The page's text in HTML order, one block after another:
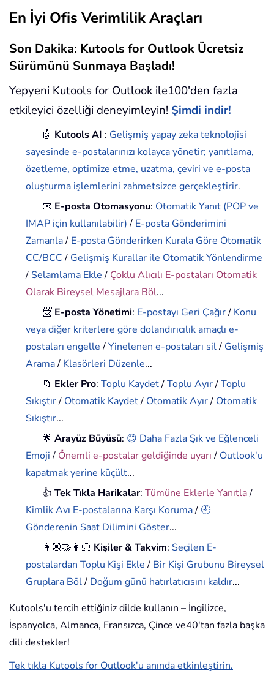
En İyi Ofis Verimlilik Araçları
Son Dakika: Kutools for Outlook Ücretsiz
Sürümünü Sunmaya Başladı!
Yepyeni Kutools for Outlook ile100'den fazla
etkileyici özelliği deneyimleyin! Şimdi indir!
🤖 Kutools AI : Gelişmiş yapay zeka teknolojisi
sayesinde e-postalarınızı kolayca yönetir; yanıtlama,
özetleme, optimize etme, uzatma, çeviri ve e-posta
oluşturma işlemlerini zahmetsizce gerçekleştirir.
📧 E-posta Otomasyonu: Otomatik Yanıt (POP ve
IMAP için kullanılabilir)/ E-posta Gönderimini
Zamanla/ E-posta Gönderirken Kurala Göre Otomatik
CC/BCC/ Gelişmiş Kurallar ile Otomatik Yönlendirme
/ Selamlama Ekle/ Çoklu Alıcılı E-postaları Otomatik
Olarak Bireysel Mesajlara Böl...
📨 E-posta Yönetimi: E-postayı Geri Çağır/ Konu
veya diğer kriterlere göre dolandırıcılık amaçlı e-
postaları engelle/Yinelenen e-postaları sil/ Gelişmiş
Arama/ Klasörleri Düzenle...
📁 Ekler Pro:Toplu Kaydet/Toplu Ayır/Toplu
Sıkıştır/ Otomatik Kaydet/ Otomatik Ayır/ Otomatik
Sıkıştır...
🌟Arayüz Büyüsü: 😊 Daha Fazla Şık ve Eğlenceli
Emoji/ Önemli e-postalar geldiğinde uyarı/ Outlook'u
kapatmak yerine küçült...
👍Tek Tıkla Harikalar:Tümüne Eklerle Yanıtla/
Kimlik Avı E-postalarına Karşı Koruma/ 🕘
Gönderenin Saat Dilimini Göster...
👩🏼‍🤝‍👩🏻 Kişiler & Takvim: Seçilen E-
postalardan Toplu Kişi Ekle/ Bir Kişi Grubunu Bireysel
Gruplara Böl/ Doğum günü hatırlatıcısını kaldır...
Kutools'u tercih ettiğiniz dilde kullanın – İngilizce,
İspanyolca, Almanca, Fransızca, Çince ve40'tan fazla başka
dili destekler!
Tek tıkla Kutools for Outlook'u anında etkinleştirin.